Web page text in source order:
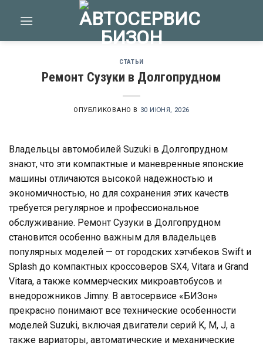
СТАТЬИ
Ремонт Сузуки в Долгопрудном
ОПУБЛИКОВАНО В 30 ИЮНЯ, 2026
Владельцы автомобилей Suzuki в Долгопрудном
знают, что эти компактные и маневренные японские
машины отличаются высокой надежностью и
экономичностью, но для сохранения этих качеств
требуется регулярное и профессиональное
обслуживание. Ремонт Сузуки в Долгопрудном
становится особенно важным для владельцев
популярных моделей — от городских хэтчбеков Swift и
Splash до компактных кроссоверов SX4, Vitara и Grand
Vitara, а также коммерческих микроавтобусов и
внедорожников Jimny. В автосервисе «БИЗон»
прекрасно понимают все технические особенности
моделей Suzuki, включая двигатели серий K, M, J, а
также вариаторы, автоматические и механические